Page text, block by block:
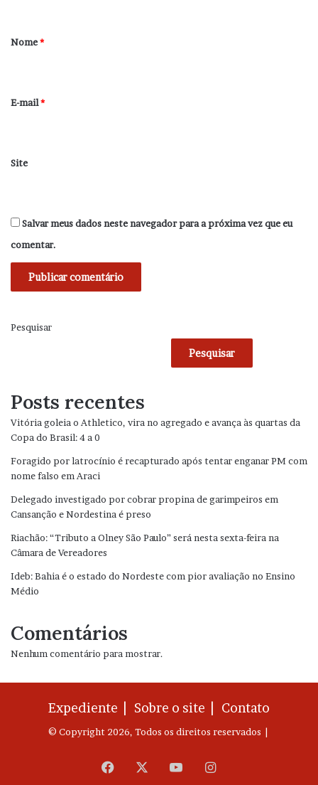
r
*
Nome*
E-mail*
Site
Salvar meus dados neste navegador para a próxima vez que eu
comentar.
Pesquisar
Pesquisar
Posts recentes
Vitória goleia o Athletico, vira no agregado e avança às quartas da
Copa do Brasil: 4 a 0
Foragido por latrocínio é recapturado após tentar enganar PM com
nome falso em Araci
Delegado investigado por cobrar propina de garimpeiros em
Cansanção e Nordestina é preso
Riachão: “Tributo a Olney São Paulo” será nesta sexta-feira na
Câmara de Vereadores
Ideb: Bahia é o estado do Nordeste com pior avaliação no Ensino
Médio
Comentários
Nenhum comentário para mostrar.
Expediente | Sobre o site | Contato
© Copyright 2026, Todos os direitos reservados |
Facebook YouTubeInstagram